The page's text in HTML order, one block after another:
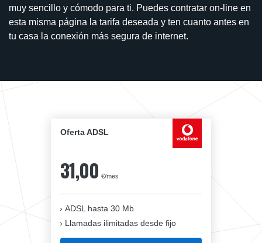
muy sencillo y cómodo para ti. Puedes contratar on-line en
esta misma página la tarifa deseada y ten cuanto antes en
tu casa la conexión más segura de internet.
Oferta ADSL
31,00 €/mes
ADSL hasta 30 Mb
Llamadas ilimitadas desde fijo